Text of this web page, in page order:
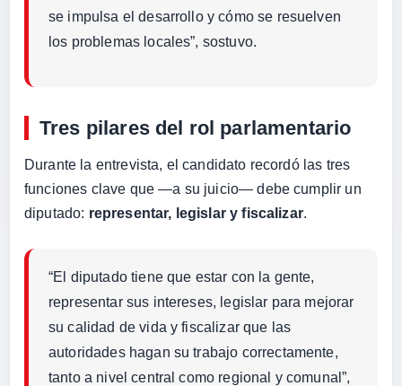
se impulsa el desarrollo y cómo se resuelven
los problemas locales”, sostuvo.
Tres pilares del rol parlamentario
Durante la entrevista, el candidato recordó las tres
funciones clave que —a su juicio— debe cumplir un
diputado: representar, legislar y fiscalizar.
“El diputado tiene que estar con la gente,
representar sus intereses, legislar para mejorar
su calidad de vida y fiscalizar que las
autoridades hagan su trabajo correctamente,
tanto a nivel central como regional y comunal”,